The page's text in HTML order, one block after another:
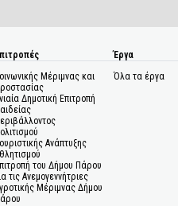
Μέριμνας και
Δημοτική Επιτροπή
Ανάπτυξης
του Δήμου Πάρου
τις Ανεμογεννήτριες
Μέριμνας Δήμου
Έργα
Όλα τα έργα